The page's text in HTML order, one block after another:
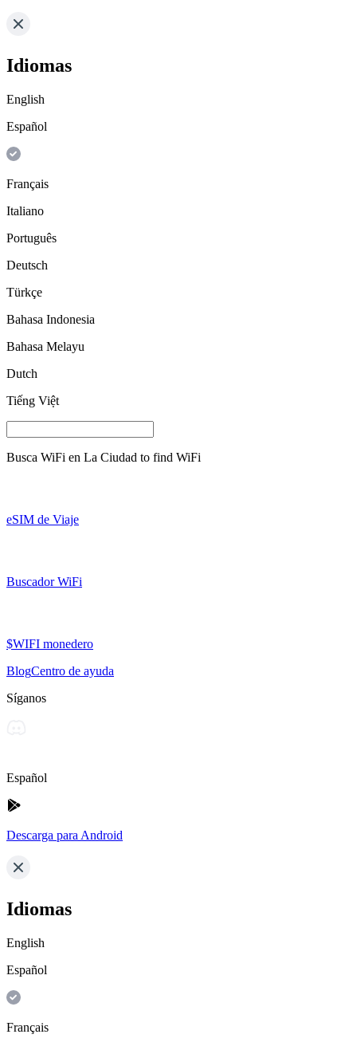
Idiomas
English
Español
Français
Italiano
Português
Deutsch
Türkçe
Bahasa Indonesia
Bahasa Melayu
Dutch
Tiếng Việt
Busca WiFi en La Ciudad to find WiFi
eSIM de Viaje
Buscador WiFi
$WIFI monedero
BlogCentro de ayuda
Síganos
Español
Descarga para Android
Idiomas
English
Español
Français